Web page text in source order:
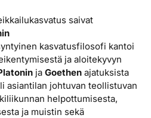
saivat
kasvatusfilosofi kantoi
ja aloitekyvyn
ja Goethenajatuksista
asiantilan johtuvan teollistuvan
helpottumisesta,
ja muistin sekä